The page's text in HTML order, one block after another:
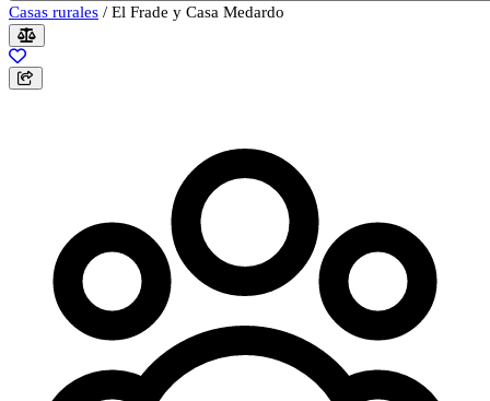
Casas rurales / El Frade y Casa Medardo